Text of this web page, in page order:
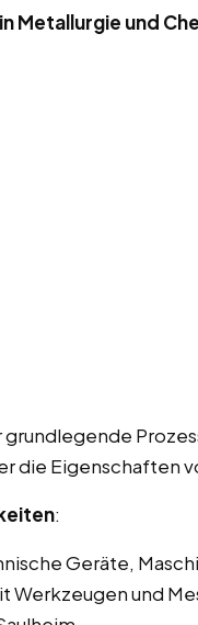
Metallurgie und
grundlegende
die Eigenschaften
:
Geräte,
Werkzeugen und